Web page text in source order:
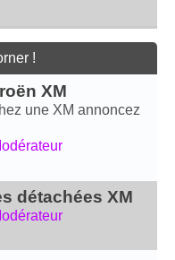
!
XM
une XM annoncez
détachées XM